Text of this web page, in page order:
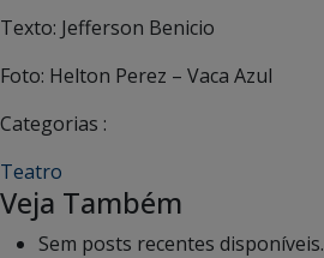
Texto: Jefferson Benicio
Foto: Helton Perez – Vaca Azul
Categorias :
Teatro
Veja Também
Sem posts recentes disponíveis.